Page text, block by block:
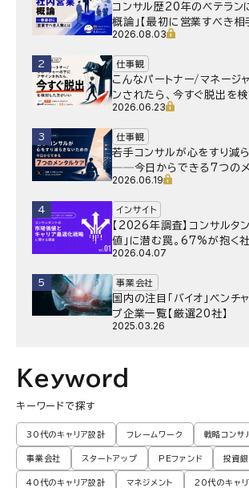
コンサル歴20年のベテラン
概論」【最初に営業すべき
で】
2026.08.03
2 仕事観
こんなパートナー/マネージ
ンされたら、今すぐ脱出を
2026.06.23
3 仕事観
若手コンサルが心をすり減
──今日からできる7つのメ
2026.06.19
4 インサイト
【2026年調査】コンサルタ
値」に潜む罠。67%が抱く
離と、採用側が抱く“本音”
2026.04.07
5 事業会社
国内の注目「バイオ」ベンチ
プ企業一覧【厳選20社】
2025.03.26
Keyword
キーワードで探す
30代のキャリア設計 フレームワーク 戦略コンサ
事業会社 スタートアップ PEファンド 投資
40代のキャリア設計 マネジメント 20代のキャリ